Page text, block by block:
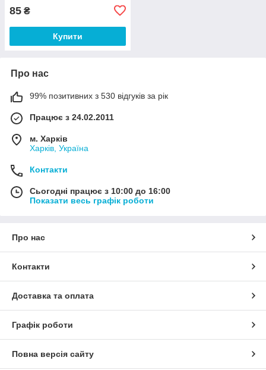
85 ₴
Купити
Про нас
99% позитивних з 530 відгуків за рік
Працює з 24.02.2011
м. Харків
Харків, Україна
Контакти
Сьогодні працює з 10:00 до 16:00
Показати весь графік роботи
Про нас
Контакти
Доставка та оплата
Графік роботи
Повна версія сайту